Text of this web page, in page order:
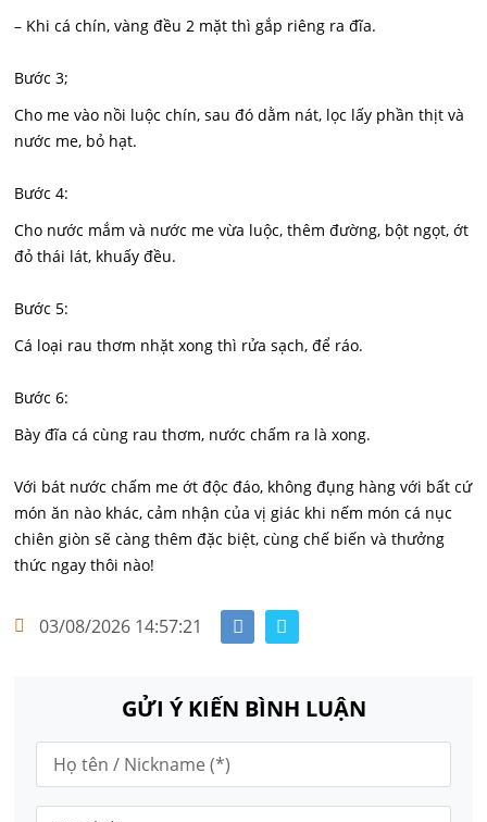
– Khi cá chín, vàng đều 2 mặt thì gắp riêng ra đĩa.
Bước 3;
Cho me vào nồi luộc chín, sau đó dằm nát, lọc lấy phần thịt và
nước me, bỏ hạt.
Bước 4:
Cho nước mắm và nước me vừa luộc, thêm đường, bột ngọt, ớt
đỏ thái lát, khuấy đều.
Bước 5:
Cá loại rau thơm nhặt xong thì rửa sạch, để ráo.
Bước 6:
Bày đĩa cá cùng rau thơm, nước chấm ra là xong.
Với bát nước chấm me ớt độc đáo, không đụng hàng với bất cứ
món ăn nào khác, cảm nhận của vị giác khi nếm món cá nục
chiên giòn sẽ càng thêm đặc biệt, cùng chế biến và thưởng
thức ngay thôi nào!
03/08/2026 14:57:21
GỬI Ý KIẾN BÌNH LUẬN